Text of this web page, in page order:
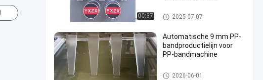
00:37 PP-stropband-extrusielijn
2025-07-07
Automatische 9 mm PP-
bandproductielijn voor
PP-bandmachine
PP-bandmachine
2026-06-01